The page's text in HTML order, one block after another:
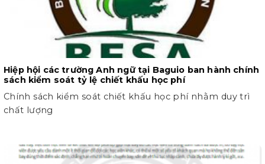
Hiệp hội các trường Anh ngữ tại Baguio ban hành chính
sách kiểm soát tỷ lệ chiết khấu học phí
Chính sách kiểm soát chiết khấu học phí nhằm duy trì
chất lượng